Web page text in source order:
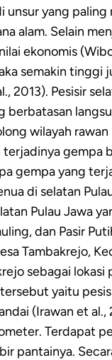
unsur yang
alam. Selain
ekonomis
semakin
2013). Pesisir
berbatasan
wilayah
gempa
gempa yang
di selatan
Pulau Jawa
dan Pasir
Tambakrejo,
sebagai
yaitu
(Irawan et al.,
Terdapat
pantainya.